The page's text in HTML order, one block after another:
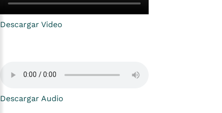
Descargar Video
Descargar Audio